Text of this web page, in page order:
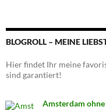
BLOGROLL – MEINE
Hier findet Ihr meine
sind garantiert!
Amsterdam